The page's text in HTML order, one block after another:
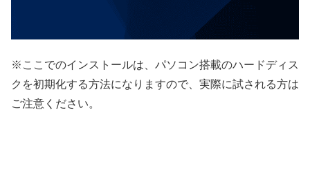
※ここでのインストールは、パソコン搭載のハードディス
クを初期化する方法になりますので、実際に試される方は
ご注意ください。